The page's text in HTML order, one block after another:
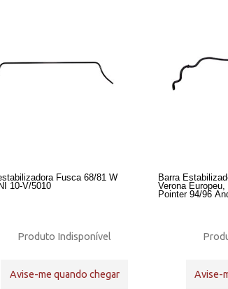
Fusca 68/81 W
10-V/5010
Produto Indisponível
Avise-me quando chegar
Barra
Verona
Pointer 94/96
Avise-